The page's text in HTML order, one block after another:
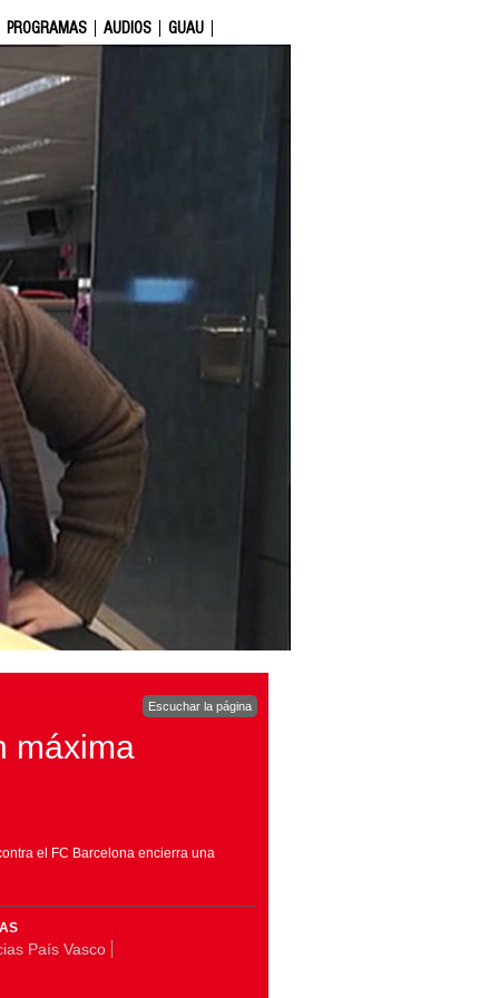
PROGRAMAS AUDIOS GUAU
Escuchar la página
máxima
el FC Barcelona encierra una
País Vasco